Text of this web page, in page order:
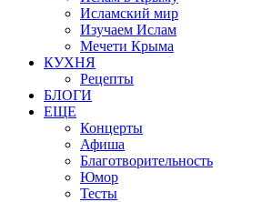
Исламский мир
Изучаем Ислам
Мечети Крыма
КУХНЯ
Рецепты
БЛОГИ
ЕЩЕ
Концерты
Афиша
Благотворительность
Юмор
Тесты